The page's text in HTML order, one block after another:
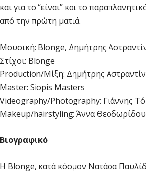
και για το “είναι” και το
από την πρώτη ματιά.
Μουσική: Blοnge, Δημήτρης
Στίχοι: Blοnge
Production/Μίξη: Δημήτρης
Master: Siopis Masters
Videography/Photography: Γιάννης
Makeup/hairstyling: Άννα Θεοδωρίδου
Βιογραφικό
Η Blonge, κατά κόσμον Nατάσα